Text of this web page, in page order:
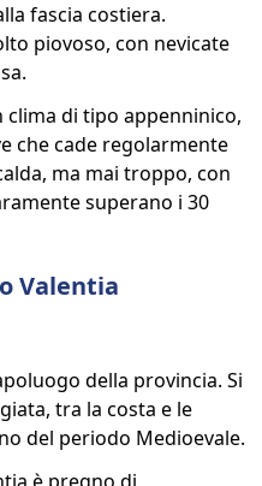
fascia costiera.
piovoso, con nevicate
clima di tipo appenninico,
che cade regolarmente
ma mai troppo, con
superano i 30
Valentia
della provincia. Si
tra la costa e le
del periodo Medioevale.